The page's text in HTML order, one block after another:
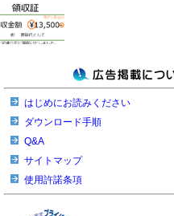
はじめにお読みください
ダウンロード手順
Q&A
サイトマップ
使用許諾条項